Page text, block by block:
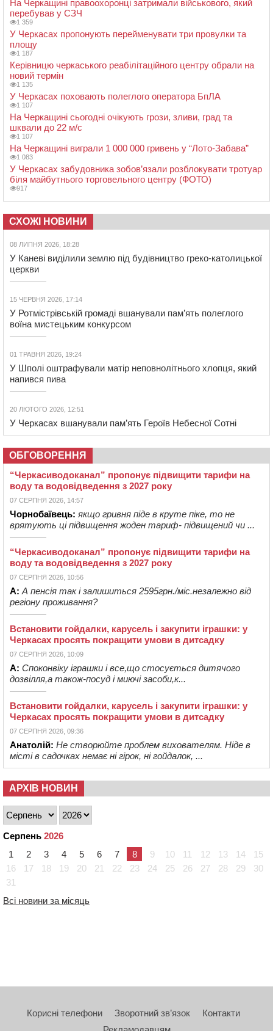
На Черкащині правоохоронці затримали військового, який
перебував у СЗЧ
1 359
У Черкасах пропонують перейменувати три провулки та
площу
1 187
Керівницю черкаського реабілітаційного центру обрали на
новий термін
1 135
У Черкасах поховають полеглого оператора БпЛА
1 107
На Черкащині сьогодні очікують грози, зливи, град та
шквали до 22 м/с
1 107
На Черкащині виграли 1 000 000 гривень у “Лото-Забава”
1 083
У Черкасах забудовника зобов’язали розблокувати тротуар
біля майбутнього торговельного центру (ФОТО)
917
СХОЖІ НОВИНИ
08 ЛИПНЯ 2026, 18:28
У Каневі виділили землю під будівництво греко-католицької
церкви
15 ЧЕРВНЯ 2026, 17:14
У Ротмістрівській громаді вшанували пам’ять полеглого
воїна мистецьким конкурсом
01 ТРАВНЯ 2026, 19:24
У Шполі оштрафували матір неповнолітнього хлопця, який
напився пива
20 ЛЮТОГО 2026, 12:51
У Черкасах вшанували пам’ять Героїв Небесної Сотні
ОБГОВОРЕННЯ
“Черкасиводоканал” пропонує підвищити тарифи на
воду та водовідведення з 2027 року
07 СЕРПНЯ 2026, 14:57
Чорнобаївець: якщо гривня піде в круте піке, то не
врятують ці підвищення жоден тариф- підвищений чи ...
“Черкасиводоканал” пропонує підвищити тарифи на
воду та водовідведення з 2027 року
07 СЕРПНЯ 2026, 10:56
А: А пенсія так і залишиться 2595грн./міс.незалежно від
регіону проживання?
Встановити гойдалки, карусель і закупити іграшки: у
Черкасах просять покращити умови в дитсадку
07 СЕРПНЯ 2026, 10:09
А: Споконвіку іграшки і все,що стосується дитячого
дозвілля,а також-посуд і миючі засоби,к...
Встановити гойдалки, карусель і закупити іграшки: у
Черкасах просять покращити умови в дитсадку
07 СЕРПНЯ 2026, 09:36
Анатолій: Не створюйте проблем вихователям. Ніде в
місті в садочках немає ні гірок, ні гойдалок, ...
АРХІВ НОВИН
Серпень 2026
1
2 3 4 5 6 7 8 9 10 11 12 13 14
15
16
17 18 19 20 21 22 23 24 25 26 27 28 29
30
31
Всі новини за місяць
Корисні телефони Зворотний зв’язок
Контакти